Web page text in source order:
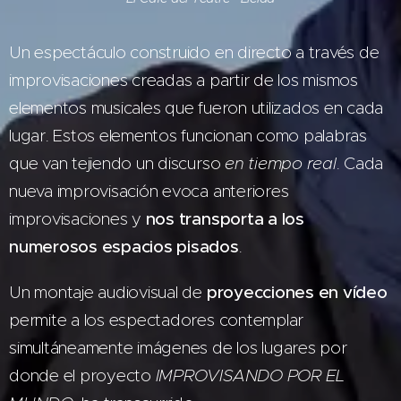
Un espectáculo construido en directo a través de
improvisaciones creadas a partir de los mismos
elementos musicales que fueron utilizados en cada
lugar. Estos elementos funcionan como palabras
que van tejiendo un discursoen tiempo real. Cada
nueva improvisación evoca anteriores
improvisaciones y nos transporta a los
numerosos espacios pisados.
Un montaje audiovisual de proyecciones en vídeo
permite a los espectadores contemplar
simultáneamente imágenes de los lugares por
donde el proyecto IMPROVISANDO POR EL